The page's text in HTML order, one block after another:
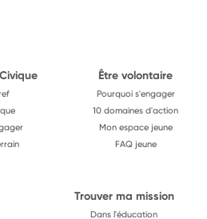
Être volontaire
Pourquoi s'engager
10 domaines d'action
Mon espace jeune
FAQ jeune
Trouver ma mission
Dans l'éducation